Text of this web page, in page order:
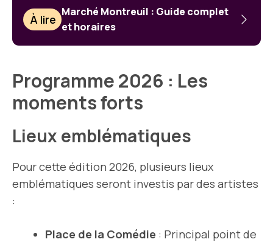
À lire
Marché Montreuil : Guide complet
et horaires
Programme 2026 : Les
moments forts
Lieux emblématiques
Pour cette édition 2026, plusieurs lieux
emblématiques seront investis par des artistes
:
Place de la Comédie : Principal point de